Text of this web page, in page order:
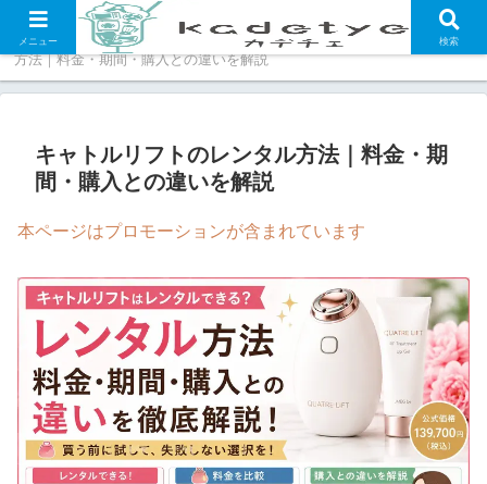
福袋・セール情報
キャトルリフトのレンタル
方法｜料金・期間・購入との違いを解説
キャトルリフトのレンタル方法｜料金・期
間・購入との違いを解説
本ページはプロモーションが含まれています
メニュー 検索